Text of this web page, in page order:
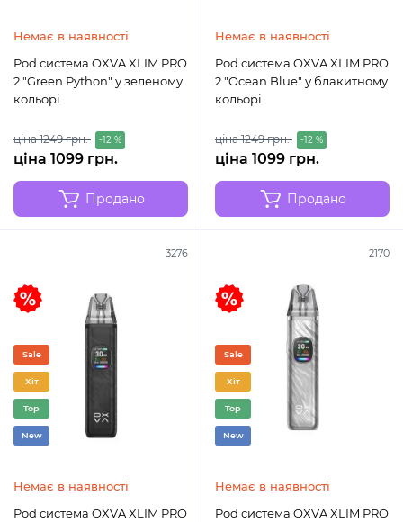
Немає в наявності
Pod система OXVA XLIM PRO
2 "Green Python" у зеленому
кольорі
ціна 1249 грн. -12 %
ціна 1099 грн.
Продано
Немає в наявності
Pod система OXVA XLIM PRO
2 "Ocean Blue" у блакитному
кольорі
ціна 1249 грн. -12 %
ціна 1099 грн.
Продано
3276
Sale
Хіт
Top
New
Немає в наявності
Pod система OXVA XLIM PRO
2170
Sale
Хіт
Top
New
Немає в наявності
Pod система OXVA XLIM PRO